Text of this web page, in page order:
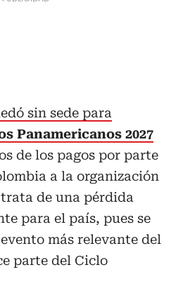
sin sede para
Panamericanos 2027
de los pagos por parte
a la organización
trata de una pérdida
para el país, pues se
más relevante del
parte del Ciclo